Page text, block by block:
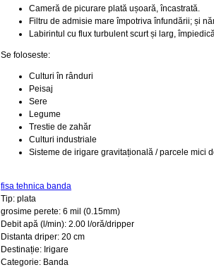
Cameră de picurare plată ușoară, încastrată.
Filtru de admisie mare împotriva înfundării; și
Labirintul cu flux turbulent scurt și larg,
Se foloseste:
Culturi în rânduri
Peisaj
Sere
Legume
Trestie de zahăr
Culturi industriale
Sisteme de irigare gravitațională / parcele mici
fisa tehnica banda
Tip: plata
grosime perete: 6 mil (0.15mm)
Debit apă (l/min): 2.00 l/oră/dripper
Distanta driper: 20 cm
Destinație: Irigare
Categorie: Banda